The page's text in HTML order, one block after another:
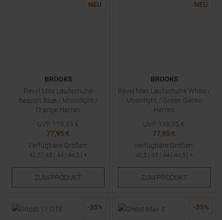
NEU
BROOKS
Revel Max Laufschuhe
Beacon Blue / Moonlight /
Orange Herren
UVP 119,95 €
77,95 €
Verfügbare Größen:
42,5 | 43 | 44| 44,5 | +
ZUM PRODUKT
NEU
BROOKS
Revel Max Laufschuhe White /
Moonlight / Green Gecko
Herren
UVP 119,95 €
77,95 €
Verfügbare Größen:
42,5 | 43 | 44| 44,5 | +
ZUM PRODUKT
-35% -35%